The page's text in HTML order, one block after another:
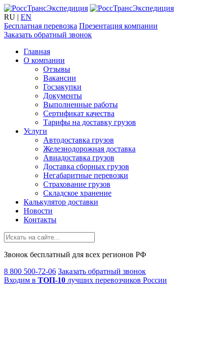
RU | EN
Бесплатная перевозка Презентация компании
Заказать обратный звонок
Главная
О компании
Отзывы
Вакансии
Госзакупки
Документы
Выполненные работы
Сертификат качества
Тарифы на доставку грузов
Услуги
Автодоставка грузов
Железнодорожная доставка
Авиадоставка грузов
Доставка сборных грузов
Негабаритные перевозки
Страхование грузов
Складское хранение
Калькулятор доставки
Новости
Контакты
Звонок бесплатный для всех регионов РФ
8 800 500-72-06 Заказать обратный звонок
Входим в ТОП-10 лучших перевозчиков России